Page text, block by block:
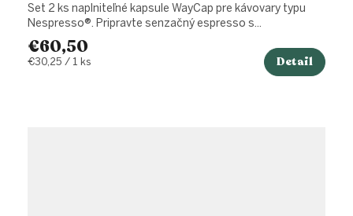
€60,50
Jednotková
€30,25 / 1 ks Detail
Set 2 ks naplniteľné kapsule WayCap pre kávovary typu
Nespresso®. Pripravte senzačný espresso s...